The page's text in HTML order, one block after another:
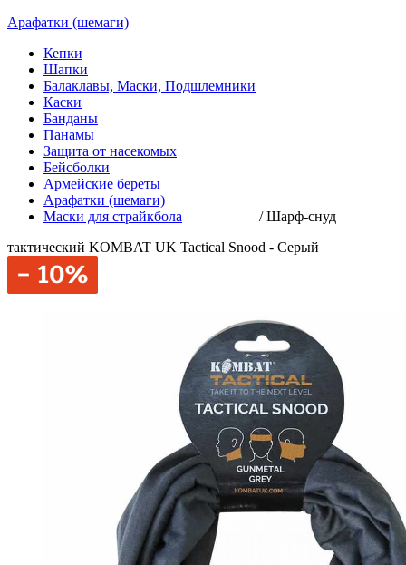
Арафатки (шемаги)
Кепки
Шапки
Балаклавы, Маски, Подшлемники
Каски
Банданы
Панамы
Защита от насекомых
Бейсболки
Армейские береты
Арафатки (шемаги)
Маски для страйкбола
/Шарф-снуд
тактический KOMBAT UK Tactical Snood - Серый